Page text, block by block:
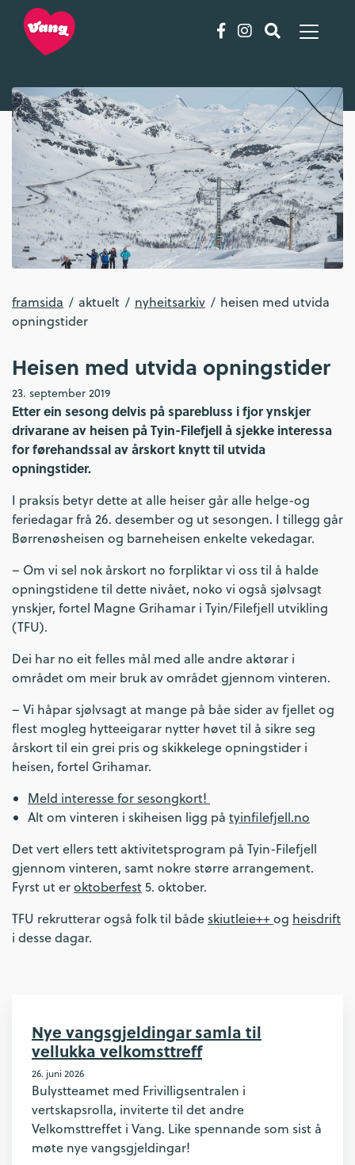
framsida aktuelt nyheitsarkiv
heisen med utvida
opningstider
Heisen med utvida opningstider
23. september 2019
Etter ein sesong delvis på sparebluss i fjor ynskjer
drivarane av heisen på Tyin-Filefjell å sjekke interessa
for førehandssal av årskort knytt til utvida
opningstider.
I praksis betyr dette at alle heiser går alle helge-og
feriedagar frå 26. desember og ut sesongen. I tillegg går
Børrenøsheisen og barneheisen enkelte vekedagar.
– Om vi sel nok årskort no forpliktar vi oss til å halde
opningstidene til dette nivået, noko vi også sjølvsagt
ynskjer, fortel Magne Grihamar i Tyin/Filefjell utvikling
(TFU).
Dei har no eit felles mål med alle andre aktørar i
området om meir bruk av området gjennom vinteren.
– Vi håpar sjølvsagt at mange på båe sider av fjellet og
flest mogleg hytteeigarar nytter høvet til å sikre seg
årskort til ein grei pris og skikkelege opningstider i
heisen, fortel Grihamar.
Meld interesse for sesongkort!
Alt om vinteren i skiheisen ligg på tyinfilefjell.no
Det vert ellers tett aktivitetsprogram på Tyin-Filefjell
gjennom vinteren, samt nokre større arrangement.
Fyrst ut eroktoberfest5. oktober.
TFU rekrutterar også folk til både skiutleie++og heisdrift
i desse dagar.
Nye vangsgjeldingar samla til
vellukka velkomsttreff
26. juni 2026
Bulystteamet med Frivilligsentralen i
vertskapsrolla, inviterte til det andre
Velkomsttreffet i Vang. Like spennande som sist å
møte nye vangsgjeldingar!